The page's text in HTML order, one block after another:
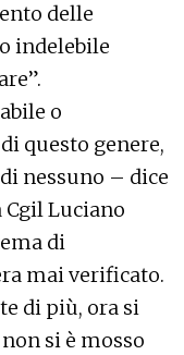
delle
indelebile
o
questo genere,
nessuno – dice
Luciano
di
mai verificato.
di più, ora si
si è mosso